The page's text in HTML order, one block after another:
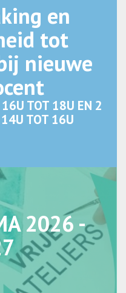
en
tot
nieuwe
TOT 18U EN 2
14U TOT 16U
2026 -